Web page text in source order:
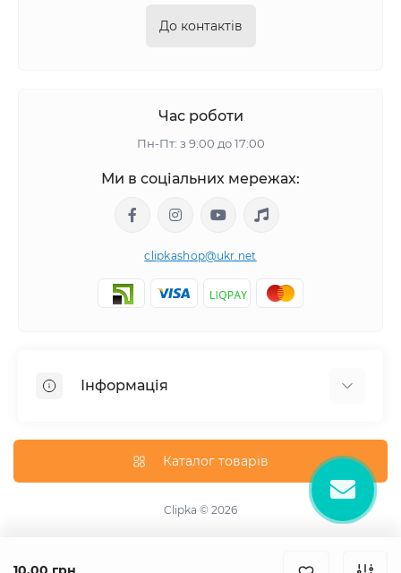
До контактів
Час роботи
Пн-Пт: з 9:00 до 17:00
Ми в соціальних мережах:
clipkashop@ukr.net
Інформація
Контакти
Каталог товарів
Clipka © 2026